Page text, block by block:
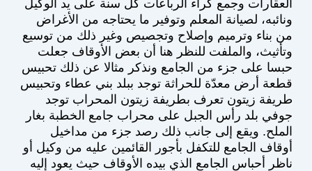
العقارات وجمع كراء الرباعات كل سنة على يد الوكيل
ونائبه، لصيانة المعلم وتوفير ما يحتاجه من الأغراض
من بناء وترميم وإصلاح وتجصيص وغير ذلك من توسيع
وتأثيث، والملفت للنظر هنا أن بعض الأوقاف جعلت
حبسا على جزء من الجامع ونذكر مثالا عن ذلك تحبيس
قطعة أرض معدّة للحراثة توجد ببلد بني عطاء وتحبيس
طريفة زيتون تعرف بطريفة زيتون المحراب توجد
جوفي بلد رأس الجبل على محراب جامع الخطبة بغار
الملح. ويقع إلى جانب ذلك رصد جزء من مداخيل
أوقاف الجامع للتكفل بأجور القائمين عليه من وكيل أو
ناظر أحباس الجامع الذي بيده الأوقاف حيث يعود إليه